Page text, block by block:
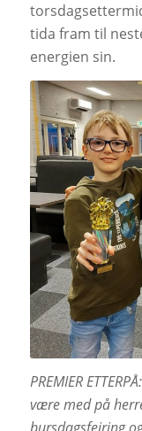
tida fram til
energien sin.
PREMIER
være med på